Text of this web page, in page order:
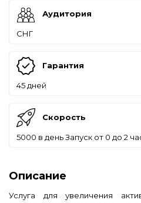
Аудитория
СНГ
Гарантия
45 дней
Скорость
5000 в день Запуск от 0 до 2
Описание
Услуга для увеличения